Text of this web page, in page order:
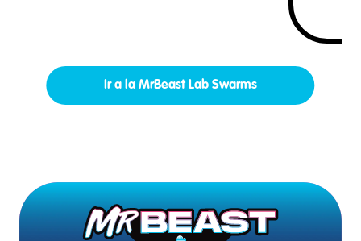
Ir a la MrBeast Lab Swarms